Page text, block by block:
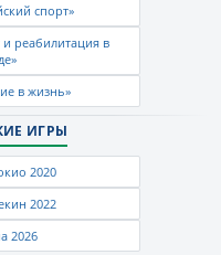
спорт»
реабилитация в
в жизнь»
ИГРЫ
2020
2022
2026